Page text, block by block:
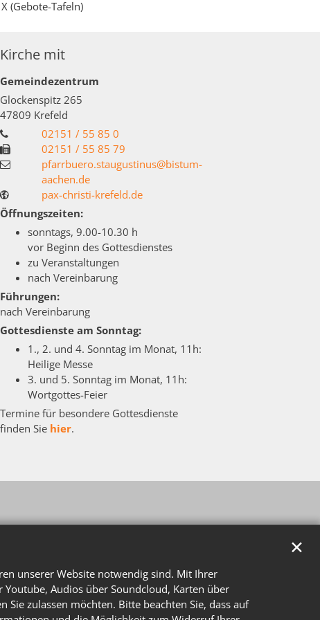
unserer Website notwendig sind. Mit Ihrer
Audios über Soundcloud, Karten über
zulassen möchten. Bitte beachten Sie, dass auf
✕
X (Gebote-Tafeln)
Kirche mit
Gemeindezentrum
Glockenspitz 265
47809 Krefeld
02151 / 55 85 0
02151 / 55 85 79
pfarrbuero.staugustinus@bistum-
aachen.de
pax-christi-krefeld.de
Öffnungszeiten:
sonntags, 9.00-10.30 h
vor Beginn des Gottesdienstes
zu Veranstaltungen
nach Vereinbarung
Führungen:
nach Vereinbarung
Gottesdienste am Sonntag:
1., 2. und 4. Sonntag im Monat, 11h:
Heilige Messe
3. und 5. Sonntag im Monat, 11h:
Wortgottes-Feier
Termine für besondere Gottesdienste
finden Sie hier.